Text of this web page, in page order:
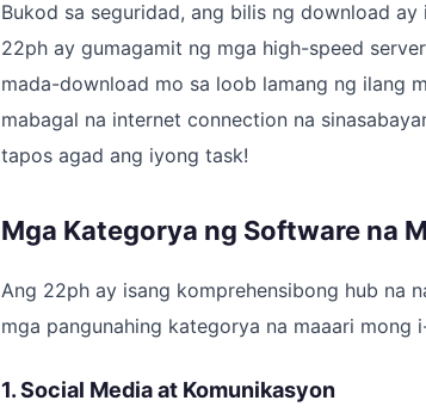
Bukod sa seguridad, ang bilis ng download
22ph ay gumagamit ng mga high-speed
mada-download mo sa loob lamang ng ilang
mabagal na internet connection na
tapos agad ang iyong task!
Mga Kategorya ng Software na
Ang 22ph ay isang komprehensibong hub na
mga pangunahing kategorya na maaari mong
1. Social Media at Komunikasyon